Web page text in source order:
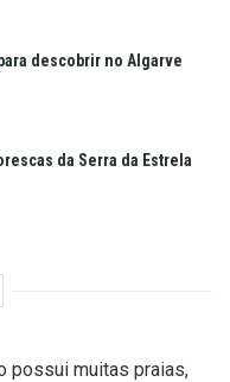
descobrir no Algarve
da Serra da Estrela
possui muitas praias,